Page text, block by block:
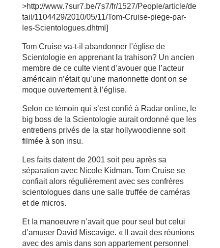
>http://www.7sur7.be/7s7/fr/1527/People/article/de
tail/1104429/2010/05/11/Tom-Cruise-piege-par-
les-Scientologues.dhtml]
Tom Cruise va-t-il abandonner l’église de
Scientologie en apprenant la trahison? Un ancien
membre de ce culte vient d’avouer que l’acteur
américain n’était qu’une marionnette dont on se
moque ouvertement à l’église.
Selon ce témoin qui s’est confié à Radar online, le
big boss de la Scientologie aurait ordonné que les
entretiens privés de la star hollywoodienne soit
filmée à son insu.
Les faits datent de 2001 soit peu après sa
séparation avec Nicole Kidman. Tom Cruise se
confiait alors régulièrement avec ses confrères
scientologues dans une salle truffée de caméras
et de micros.
Et la manoeuvre n’avait que pour seul but celui
d’amuser David Miscavige. « Il avait des réunions
avec des amis dans son appartement personnel